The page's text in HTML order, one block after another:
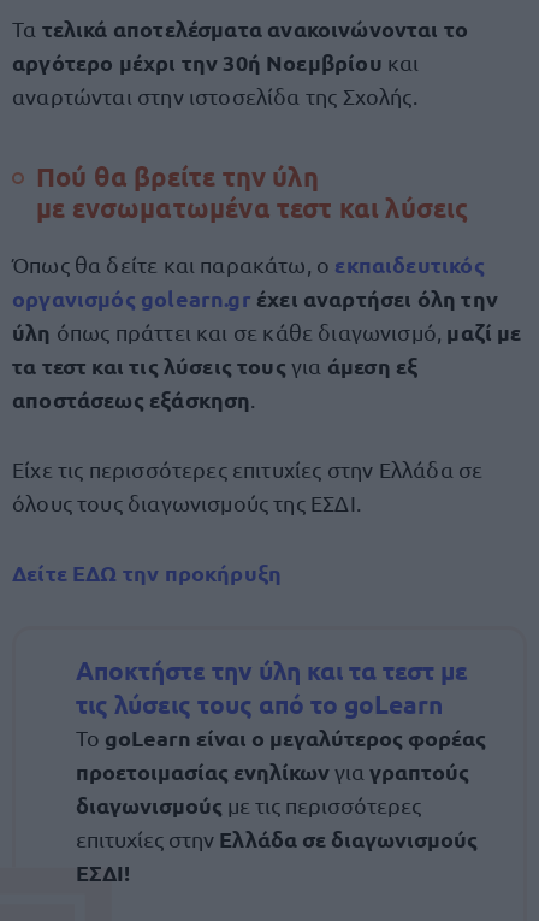
Τα τελικά αποτελέσματα ανακοινώνονται το
αργότερο μέχρι την 30ή Νοεμβρίου και
αναρτώνται στην ιστοσελίδα της Σχολής.
Πού θα βρείτε την ύλη
με ενσωματωμένα τεστ και λύσεις
Όπως θα δείτε και παρακάτω, ο εκπαιδευτικός
οργανισμός golearn.gr έχει αναρτήσει όλη την
ύλη όπως πράττει και σε κάθε διαγωνισμό, μαζί με
τα τεστ και τις λύσεις τουςγια άμεση εξ
αποστάσεως εξάσκηση
Είχε τις περισσότερες επιτυχίες στην Ελλάδα σε
όλους τους διαγωνισμούς της ΕΣΔΙ.
Δείτε ΕΔΩ την προκήρυξη
Αποκτήστε την ύλη και τα τεστ με
τις λύσεις τους από το goLearn
To goLearn είναι ο μεγαλύτερος φορέας
προετοιμασίας ενηλίκωνγια γραπτούς
διαγωνισμούς με τις περισσότερες
επιτυχίες στην Ελλάδα σε διαγωνισμούς
ΕΣΔΙ!